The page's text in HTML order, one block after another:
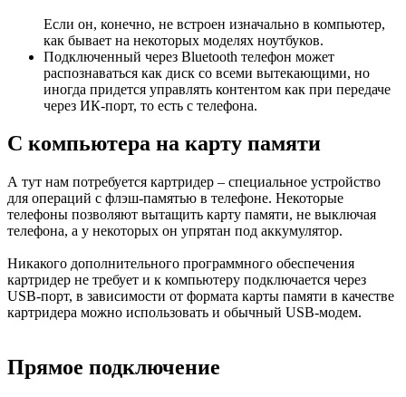
Если он, конечно, не встроен изначально в компьютер,
как бывает на некоторых моделях ноутбуков.
Подключенный через Bluetooth телефон может
распознаваться как диск со всеми вытекающими, но
иногда придется управлять контентом как при передаче
через ИК-порт, то есть с телефона.
С компьютера на карту памяти
А тут нам потребуется картридер – специальное устройство
для операций с флэш-памятью в телефоне. Некоторые
телефоны позволяют вытащить карту памяти, не выключая
телефона, а у некоторых он упрятан под аккумулятор.
Никакого дополнительного программного обеспечения
картридер не требует и к компьютеру подключается через
USB-порт, в зависимости от формата карты памяти в качестве
картридера можно использовать и обычный USB-модем.
Прямое подключение